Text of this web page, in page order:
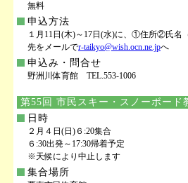
無料
申込方法
１月11日(木)～17日(水)に、①住所②氏
先をメールでr-taikyo@wish.ocn.ne.jpへ
申込み・問合せ
野洲川体育館 TEL.553-1006
第55回 市民スキー・スノーボード
日時
２月４日(日)６:20集合
６:30出発～17:30帰着予定
※天候により中止します
集合場所